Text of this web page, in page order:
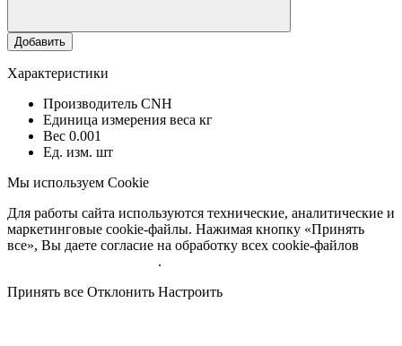
Добавить
Характеристики
Производитель CNH
Единица измерения веса кг
Вес 0.001
Ед. изм. шт
Мы используем Cookie
Для работы сайта используются технические, аналитические и
маркетинговые cookie-файлы. Нажимая кнопку «Принять
все», Вы даете согласие на обработку всех cookie-файлов
.
Принять все Отклонить Настроить